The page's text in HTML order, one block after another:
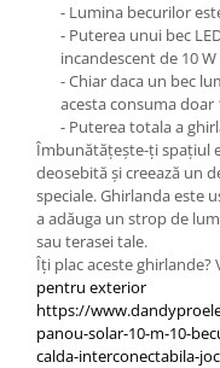
- Lumina becurilor
- Puterea unui bec
incandescent de 10 W
- Chiar daca un bec
acesta consuma doar
- Puterea totala a
Îmbunătățește-ți spațiul
deosebită și creează un
speciale. Ghirlanda este
a adăuga un strop de
sau terasei tale.
Îți plac aceste ghirlande?
pentru exterior
https://
panou-solar-10-m-10-
calda-interconectabila-